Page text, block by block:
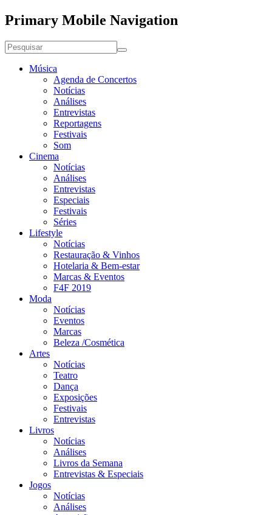
Primary Mobile Navigation
Música
Agenda de Concertos
Notícias
Análises
Entrevistas
Reportagens
Festivais
Som
Cinema
Notícias
Análises
Entrevistas
Especiais
Festivais
Séries
Lifestyle
Notícias
Restauração & Vinhos
Hotelaria & Bem-estar
Marcas & Eventos
F4F 2019
Moda
Notícias
Eventos
Marcas
Beleza /Cosmética
Artes
Notícias
Teatro
Dança
Exposições
Festivais
Entrevistas
Livros
Notícias
Análises
Livros da Semana
Entrevistas & Especiais
Jogos
Notícias
Análises